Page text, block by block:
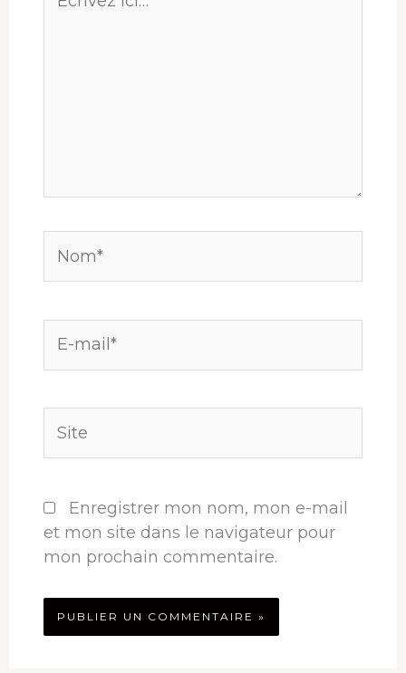
ici…
mail*
Enregistrer mon nom, mon e-mail
et mon site dans le navigateur pour
mon prochain commentaire.